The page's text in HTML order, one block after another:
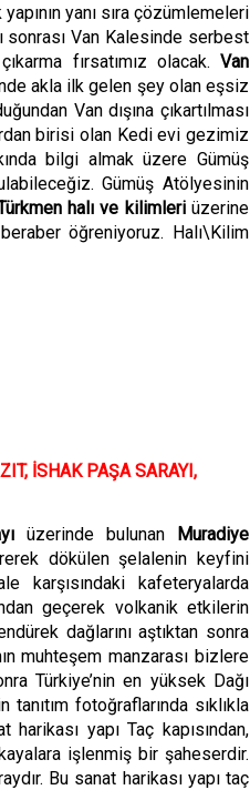
yanı sıra çözümlemeleri
sonrası Van Kalesinde serbest
fırsatımız olacak. Van
akla ilk gelen şey olan eşsiz
Van dışına çıkartılması
birisi olan Kedi evi gezimiz
bilgi almak üzere Gümüş
Gümüş Atölyesinin
halı ve kilimleriüzerine
öğreniyoruz. Halı\Kilim
İSHAK PAŞA SARAYI,
ıüzerinde bulunanMuradiye
dökülenşelalenin keyfini
karşısındaki kafeteryalarda
geçerek volkanik etkilerin
dağlarını aştıktan sonra
muhteşem manzarası bizlere
Türkiye’nin en yüksek Dağı
tanıtım fotoğraflarında sıklıkla
yapı Taç kapısından,
işlenmiş bir şaheserdir.
Bu sanat harikası yapı taç